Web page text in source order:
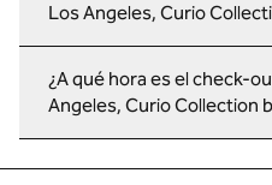
Los Angeles, Curio
¿A qué hora es el check-
Angeles, Curio Collection